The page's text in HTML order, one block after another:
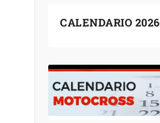
CALENDARIO 2026